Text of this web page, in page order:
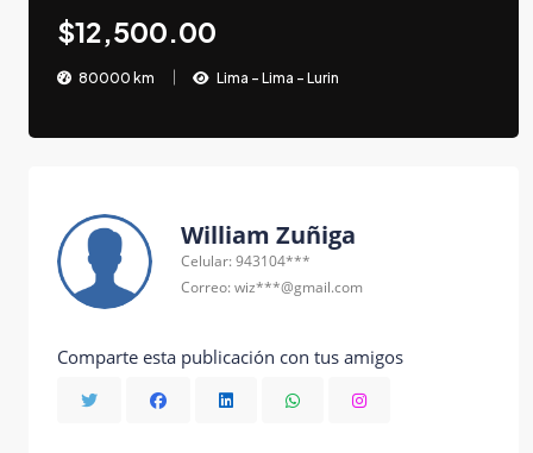
$12,500.00
80000 km Lima - Lima - Lurin
William Zuñiga
Celular: 943104***
Correo: wiz***@gmail.com
Comparte esta publicación con tus amigos